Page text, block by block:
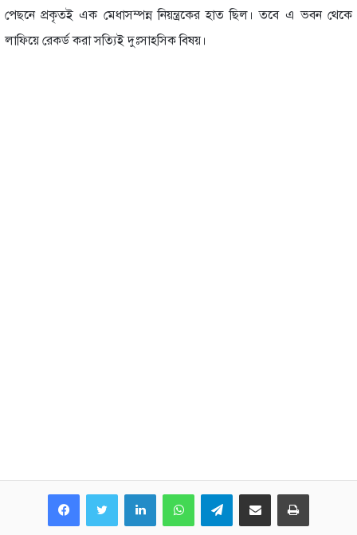
পেছনে প্রকৃতই এক মেধাসম্পন্ন নিয়ন্ত্রকের হাত ছিল। তবে এ ভবন থেকে
লাফিয়ে রেকর্ড করা সত্যিই দুঃসাহসিক বিষয়।
LinkedInWhatsAppTelegramShare via Email Print